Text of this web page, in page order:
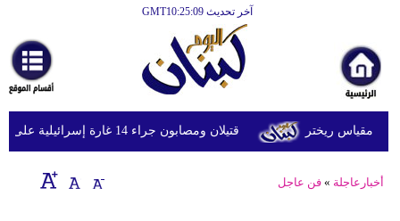
آخر تحديث GMT10:25:09
أخبارعاجلة
رياضة
ثقافة
إقتصاد
قتيلان ومصابون جراء 14 غارة إسرائيلية على شرق وجنوب لبنان
أخبارعاجلة »فن عاجل